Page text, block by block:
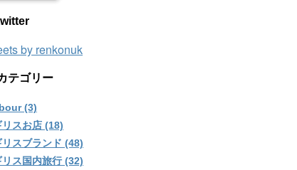
by renkonuk
テゴリー
(3)
リスお店 (18)
リスブランド (48)
リス国内旅行 (32)